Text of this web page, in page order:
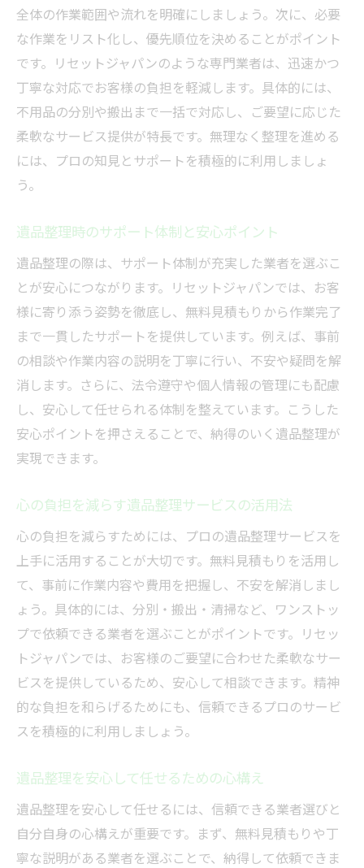
全体の作業範囲や流れを明確にしましょう。次に、必要
な作業をリスト化し、優先順位を決めることがポイント
です。リセットジャパンのような専門業者は、迅速かつ
丁寧な対応でお客様の負担を軽減します。具体的には、
不用品の分別や搬出まで一括で対応し、ご要望に応じた
柔軟なサービス提供が特長です。無理なく整理を進める
には、プロの知見とサポートを積極的に利用しましょ
う。
遺品整理時のサポート体制と安心ポイント
遺品整理の際は、サポート体制が充実した業者を選ぶこ
とが安心につながります。リセットジャパンでは、お客
様に寄り添う姿勢を徹底し、無料見積もりから作業完了
まで一貫したサポートを提供しています。例えば、事前
の相談や作業内容の説明を丁寧に行い、不安や疑問を解
消します。さらに、法令遵守や個人情報の管理にも配慮
し、安心して任せられる体制を整えています。こうした
安心ポイントを押さえることで、納得のいく遺品整理が
実現できます。
心の負担を減らす遺品整理サービスの活用法
心の負担を減らすためには、プロの遺品整理サービスを
上手に活用することが大切です。無料見積もりを活用し
て、事前に作業内容や費用を把握し、不安を解消しまし
ょう。具体的には、分別・搬出・清掃など、ワンストッ
プで依頼できる業者を選ぶことがポイントです。リセッ
トジャパンでは、お客様のご要望に合わせた柔軟なサー
ビスを提供しているため、安心して相談できます。精神
的な負担を和らげるためにも、信頼できるプロのサービ
スを積極的に利用しましょう。
遺品整理を安心して任せるための心構え
遺品整理を安心して任せるには、信頼できる業者選びと
自分自身の心構えが重要です。まず、無料見積もりや丁
寧な説明がある業者を選ぶことで、納得して依頼できま